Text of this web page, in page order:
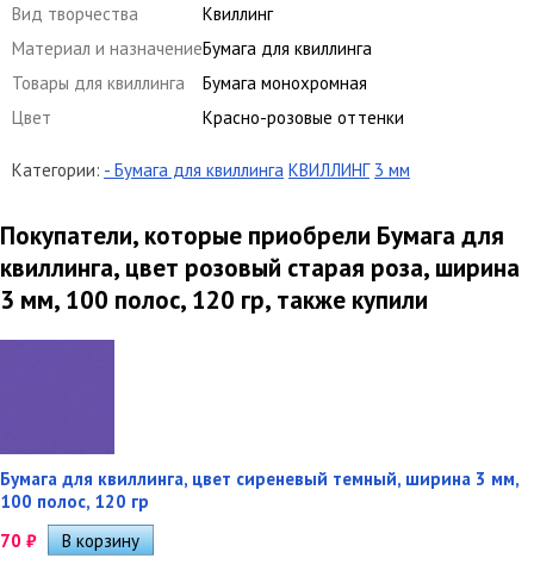
Вид творчества
Квиллинг
Материал и назначениеБумага для квиллинга
Товары для квиллинга
Бумага монохромная
Цвет
Красно-розовые оттенки
Категории: - Бумага для квиллинга КВИЛЛИНГ 3 мм
Покупатели, которые приобрели Бумага для
квиллинга, цвет розовый старая роза, ширина
3 мм, 100 полос, 120 гр, также купили
Бумага для квиллинга, цвет сиреневый темный, ширина 3 мм,
100 полос, 120 гр
70 ₽